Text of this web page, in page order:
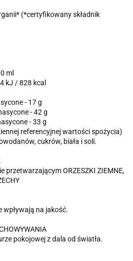
(*certyfikowany składnik
ml
kJ / 828 kcal
- 17 g
- 42 g
- 33 g
referencyjnej wartości spożycia)
cukrów, biała i soli.
przetwarzającym ORZESZKI ZIEMNE,
wpływają na jakość.
pokojowej z dala od światła.